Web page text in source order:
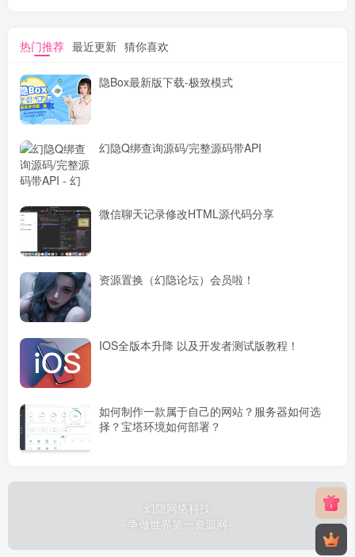
热门推荐 最近更新 猜你喜欢
隐Box最新版下载-极致模式
幻隐Q绑查询源码/完整源码带API
微信聊天记录修改HTML源代码分享
资源置换（幻隐论坛）会员啦！
IOS全版本升降 以及开发者测试版教程！
如何制作一款属于自己的网站？服务器如何选
择？宝塔环境如何部署？
幻隐网络科技
-争做世界第一资源网-